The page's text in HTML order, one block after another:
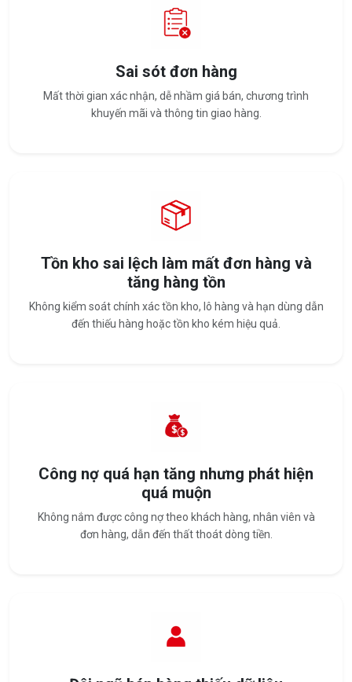
Sai sót đơn hàng
Mất thời gian xác nhận, dễ nhầm giá bán, chương trình
khuyến mãi và thông tin giao hàng.
Tồn kho sai lệch làm mất đơn hàng và
tăng hàng tồn
Không kiểm soát chính xác tồn kho, lô hàng và hạn dùng dẫn
đến thiếu hàng hoặc tồn kho kém hiệu quả.
Công nợ quá hạn tăng nhưng phát hiện
quá muộn
Không nắm được công nợ theo khách hàng, nhân viên và
đơn hàng, dẫn đến thất thoát dòng tiền.